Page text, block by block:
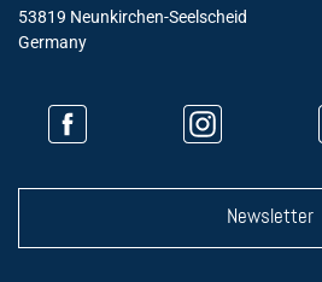
53819 Neunkirchen-Seelscheid
Germany
Newsletter